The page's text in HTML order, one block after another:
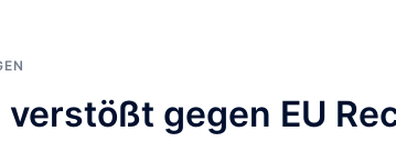
gegen EU